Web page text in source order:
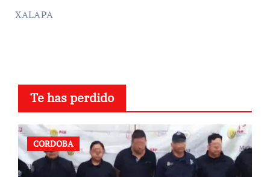
XALAPA
Te has perdido
CORDOBA